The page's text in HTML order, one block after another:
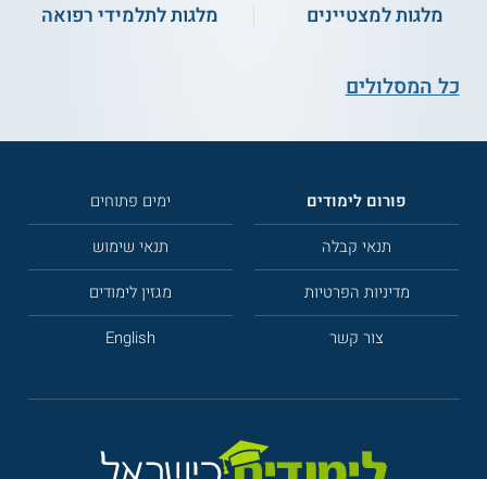
מלגות למצטיינים
מלגות לתלמידי רפואה
כל המסלולים
פורום לימודים
ימים פתוחים
תנאי קבלה
תנאי שימוש
מדיניות הפרטיות
מגזין לימודים
צור קשר
English